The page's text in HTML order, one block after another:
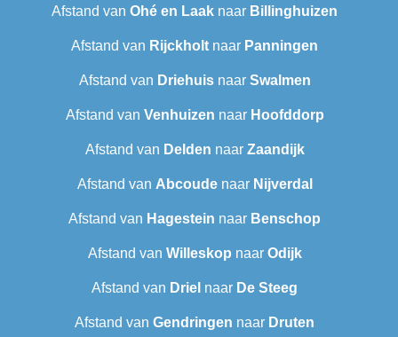
Afstand van Ohé en Laak naar Billinghuizen
Afstand van Rijckholt naar Panningen
Afstand van Driehuisnaar Swalmen
Afstand van Venhuizen naar Hoofddorp
Afstand van Delden naar Zaandijk
Afstand van Abcoudenaar Nijverdal
Afstand van Hagestein naar Benschop
Afstand van Willeskop naar Odijk
Afstand van Driel naar De Steeg
Afstand van Gendringen naar Druten